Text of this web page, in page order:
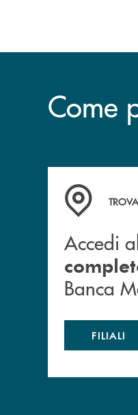
Come
Accedi all'
Accedi
Banca
FILIALI